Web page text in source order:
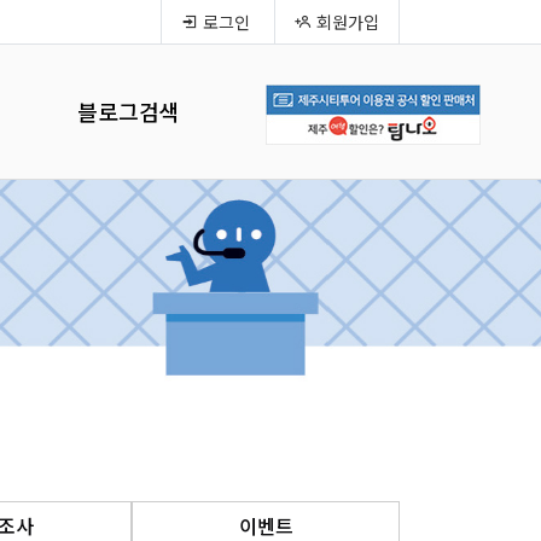
로그인 회원가입
블로그검색
사 이벤트